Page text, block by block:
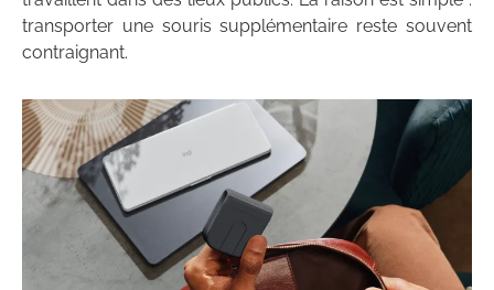
transporter une souris supplémentaire reste souvent
contraignant.